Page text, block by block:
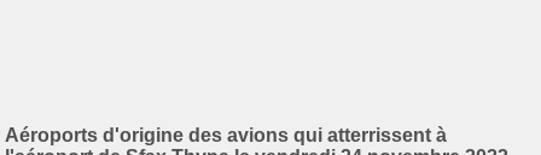
Aéroports d'origine des avions qui atterrissent à